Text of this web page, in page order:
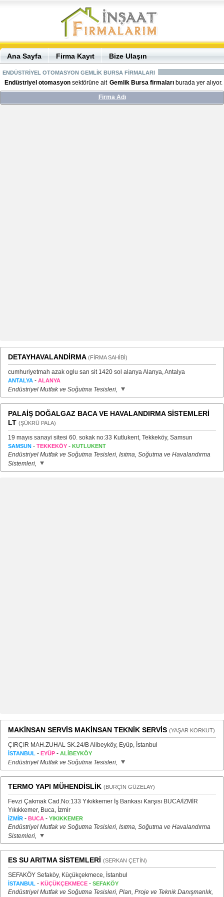
Ana Sayfa Firma Kayıt Bize Ulaşın
ENDÜSTRİYEL OTOMASYON GEMLİK BURSA FİRMALARI
Endüstriyel otomasyon sektörüne ait Gemlik Bursa firmaları burada yer alıyor.
Firma Adı
DETAYHAVALANDİRMA (FİRMA SAHİBİ)
cumhuriyetmah azak oglu san sit 1420 sol alanya Alanya, Antalya
ANTALYA - ALANYA
Endüstriyel Mutfak ve Soğutma Tesisleri,
PALAİŞ DOĞALGAZ BACA VE HAVALANDIRMA SİSTEMLERİ
LT (ŞÜKRÜ PALA)
19 mayıs sanayi sitesi 60. sokak no:33 Kutlukent, Tekkeköy, Samsun
SAMSUN - TEKKEKÖY - KUTLUKENT
Endüstriyel Mutfak ve Soğutma Tesisleri, Isıtma, Soğutma ve Havalandırma
Sistemleri,
MAKİNSAN SERVİS MAKİNSAN TEKNİK SERVİS (YAŞAR KORKUT)
ÇIRÇIR MAH.ZUHAL SK.24/B Alibeyköy, Eyüp, İstanbul
İSTANBUL - EYÜP - ALİBEYKÖY
Endüstriyel Mutfak ve Soğutma Tesisleri,
TERMO YAPI MÜHENDİSLİK (BURÇİN GÜZELAY)
Fevzi Çakmak Cad.No:133 Yıkıkkemer İş Bankası Karşısı BUCA/İZMİR
Yıkıkkemer, Buca, İzmir
İZMİR - BUCA - YIKIKKEMER
Endüstriyel Mutfak ve Soğutma Tesisleri, Isıtma, Soğutma ve Havalandırma
Sistemleri,
ES SU ARITMA SİSTEMLERİ (SERKAN ÇETİN)
SEFAKÖY Sefaköy, Küçükçekmece, İstanbul
İSTANBUL - KÜÇÜKÇEKMECE - SEFAKÖY
Endüstriyel Mutfak ve Soğutma Tesisleri, Plan, Proje ve Teknik Danışmanlık,